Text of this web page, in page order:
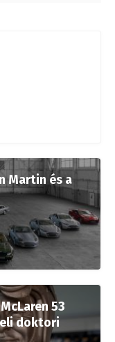
Martin és a
53
doktori